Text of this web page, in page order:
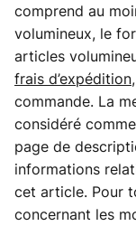
comprend au
volumineux, le
articles
frais d’expédition
commande. La
considéré
page de
informations
cet article. Pour
concernant les